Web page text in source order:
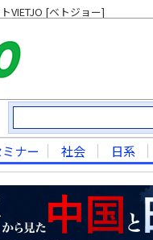
VIETJO [ベトジョー]
ナー 社会 日系